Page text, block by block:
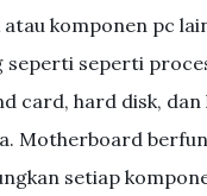
komponen pc
seperti seperti
card, hard disk, dan
Motherboard
setiap